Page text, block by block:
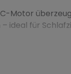
Motor
ideal für